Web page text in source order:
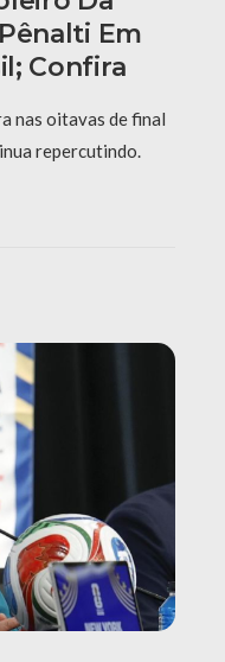
Em
Confira
nas oitavas de final
repercutindo.